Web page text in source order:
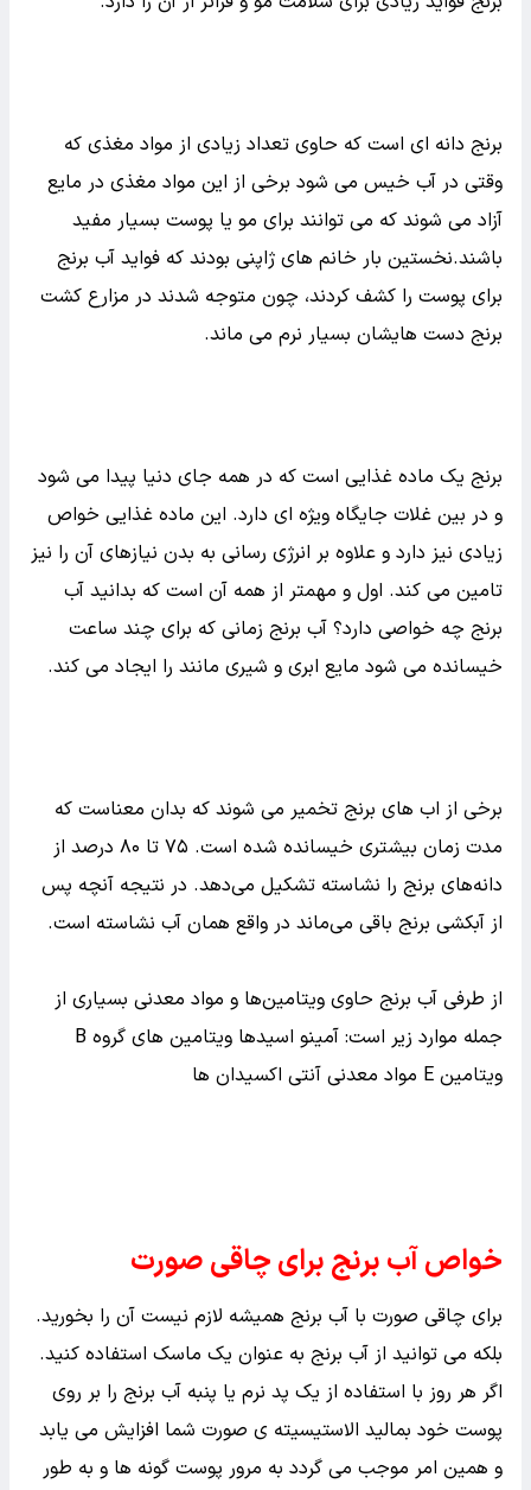
برنج دانه ای است که حاوی تعداد زیادی از مواد مغذی که
وقتی در آب خیس می شود برخی از این مواد مغذی در مایع
آزاد می شوند که می توانند برای مو یا پوست بسیار مفید
باشند.نخستین بار خانم های ژاپنی بودند که فواید آب برنج
برای پوست را کشف کردند، چون متوجه شدند در مزارع کشت
برنج دست هایشان بسیار نرم می ماند.
برنج یک ماده غذایی است که در همه جای دنیا پیدا می شود
و در بین غلات جایگاه ویژه ای دارد. این ماده غذایی خواص
زیادی نیز دارد و علاوه بر انرژی رسانی به بدن نیازهای آن را نیز
تامین می کند. اول و مهمتر از همه آن است که بدانید آب
برنج چه خواصی دارد؟ آب برنج زمانی که برای چند ساعت
خیسانده می شود مایع ابری و شیری مانند را ایجاد می کند.
برخی از اب های برنج تخمیر می شوند که بدان معناست که
مدت زمان بیشتری خیسانده شده است. ۷۵ تا ۸۰ درصد از
دانه‌­های برنج را نشاسته­ تشکیل می‌دهد. در نتیجه آنچه پس
از آبکشی برنج باقی می‌ماند در واقع همان آب نشاسته است.
از طرفی آب برنج حاوی ویتامین‌ها و مواد معدنی بسیاری از
جمله موارد زیر است: آمینو اسیدها ویتامین های گروه B
ویتامین E مواد معدنی آنتی اکسیدان ها
خواص آب برنج برای چاقی صورت
برای چاقی صورت با آب برنج همیشه لازم نیست آن را بخورید.
بلکه می توانید از آب برنج به عنوان یک ماسک استفاده کنید.
اگر هر روز با استفاده از یک پد نرم یا پنبه آب برنج را بر روی
پوست خود بمالید الاستیسیته ی صورت شما افزایش می یابد
و همین امر موجب می گردد به مرور پوست گونه ها و به طور